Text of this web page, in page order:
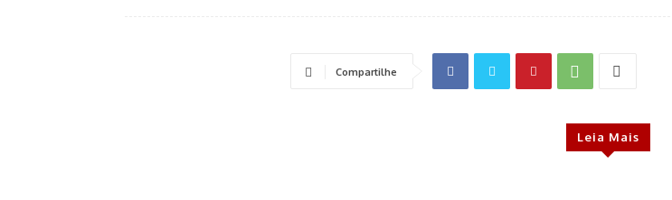
Compartilhe
Leia Mais